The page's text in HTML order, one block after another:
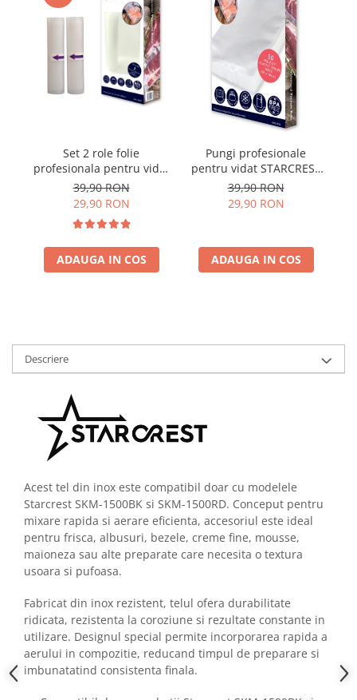
Set 2 role folie
profesionala pentru vidat
STARCREST VRL-2850, 28
x 500 cm, rezistente,
reutilizabile, sous vide,
lavabile in masina de
spalat, fara BPA,
transparent
39,90 RON
29,90 RON
ADAUGA IN COS
Pungi profesionale
pentru vidat STARCREST
VBG-2030, 50 bucati,
20x30 cm, rezistente,
reutilizabile, sous vide,
spalat, fara BPA,
transparent
39,90 RON
29,90 RON
ADAUGA IN COS
Descriere
Acest tel din inox este compatibil doar cu modelele
Starcrest SKM-1500BK si SKM-1500RD. Conceput pentru
mixare rapida si aerare eficienta, accesoriul este ideal
pentru frisca, albusuri, bezele, creme fine, mousse,
maioneza sau alte preparate care necesita o textura
usoara si pufoasa.
Fabricat din inox rezistent, telul ofera durabilitate
ridicata, rezistenta la coroziune si rezultate constante in
utilizare. Designul special permite incorporarea rapida a
aerului in compozitie, reducand timpul de preparare si
imbunatatind consistenta finala.